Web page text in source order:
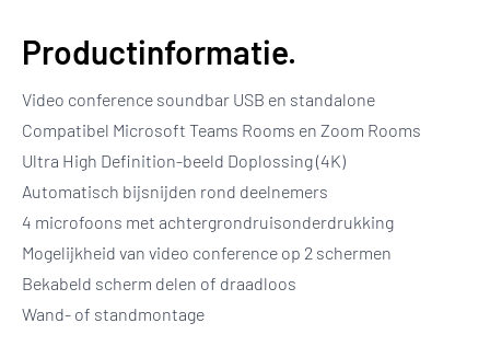
Productinformatie.
Video conference soundbar USB en standalone
Compatibel Microsoft Teams Rooms en Zoom Rooms
Ultra High Definition-beeld Doplossing (4K)
Automatisch bijsnijden rond deelnemers
4 microfoons met achtergrondruisonderdrukking
Mogelijkheid van video conference op 2 schermen
Bekabeld scherm delen of draadloos
Wand- of standmontage